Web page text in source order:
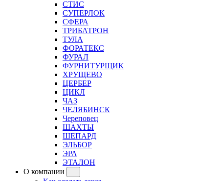
СТИС
СУПЕРЛОК
СФЕРА
ТРИБАТРОН
ТУЛА
ФОРАТЕКС
ФУРАЛ
ФУРНИТУРЩИК
ХРУЩЕВО
ЦЕРБЕР
ЦИКЛ
ЧАЗ
ЧЕЛЯБИНСК
Череповец
ШАХТЫ
ШЕПАРД
ЭЛЬБОР
ЭРА
ЭТАЛОН
О компании